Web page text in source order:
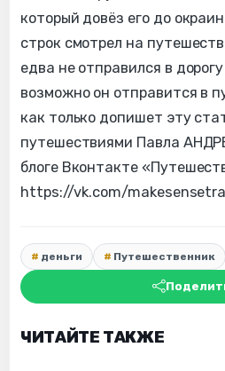
который довёз его до
строк смотрел на
едва не отправился в
возможно он отправится в
как только допишет эту
путешествиями Павла
блоге Вконтакте
https://vk.com/
деньги Путешественник
ЧИТАЙТЕ ТАКЖЕ